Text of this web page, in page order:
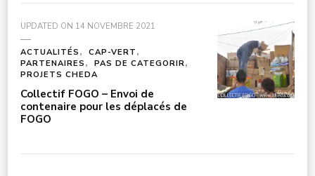
UPDATED ON 14 NOVEMBRE 2021
ACTUALITÉS
CAP-VERT
PARTENAIRES
PAS DE CATEGORIR
PROJETS CHEDA
Collectif FOGO – Envoi de
contenaire pour les déplacés de
FOGO